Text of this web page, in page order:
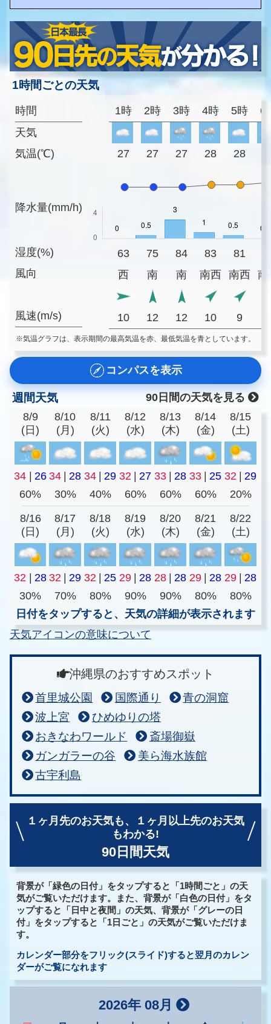
1時間ごとの天気
時間
天気
気温(℃)
降水量(mm/h)
湿度(%)
風向
風速(m/s)
1時 2時 3時 4時 5時 6
27 27 27 28 28
63 75 84 83 81
西
南 南 南西 南西 南
10 12 12 10 9
※気温グラフは、表示期間の最高気温を赤、最低気温を青としています。
コンパスを表示
週間天気
90日間の天気を見る
8/9
(日)
8/10
(月)
8/11
(火)
8/12
(水)
8/13
(木)
8/14
(金)
8/15
(土)
34 | 26 34 | 28 34 | 29 32 | 27 33 | 28 33 | 25 32 | 29
60%
30% 40% 60% 60% 60% 20%
8/16
(日)
8/17
(月)
8/18
(火)
8/19
(水)
8/20
(木)
8/21
(金)
8/22
(土)
32 | 28 32 | 29 32 | 25 29 | 28 28 | 28 29 | 28 29 | 28
30%
70% 80% 90% 90% 80%
80%
日付をタップすると、天気の詳細が表示されます
天気アイコンの意味について
沖縄県のおすすめスポット
首里城公園 国際通り
青の洞窟
波上宮
ひめゆりの塔
おきなわワールド
斎場御嶽
ガンガラーの谷
美ら海水族館
古宇利島
１ヶ月先のお天気も、
１ヶ月以上先のお天気
もわかる!
90日間天気
背景が「緑色の日付」をタップすると「1時間ごと」の天
気がご覧いただけます。また、背景が「白色の日付」をタ
ップすると「日中と夜間」の天気、背景が「グレーの日
付」をタップすると「1日ごと」の天気がご覧いただけま
す。
カレンダー部分をフリック(スライド)すると翌月のカレン
ダーがご覧になれます
2026年 08月